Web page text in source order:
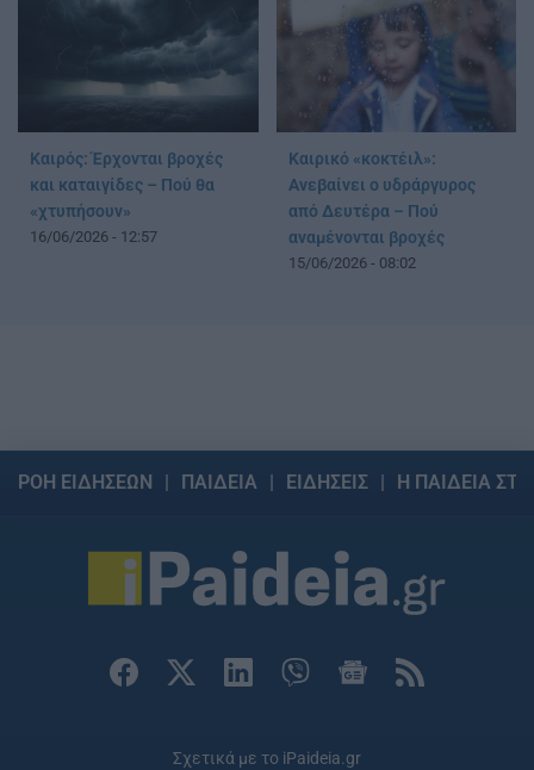
Καιρός: Έρχονται βροχές
και καταιγίδες – Πού θα
«χτυπήσουν»
16/06/2026 - 12:57
Καιρικό «κοκτέιλ»:
Ανεβαίνει ο υδράργυρος
από Δευτέρα – Πού
αναμένονται βροχές
15/06/2026 - 08:02
ΡΟΗ ΕΙΔΗΣΕΩΝ ΠΑΙΔΕΙΑ ΕΙΔΗΣΕΙΣ Η ΠΑΙΔΕΙΑ
Σχετικά με το iPaideia.gr